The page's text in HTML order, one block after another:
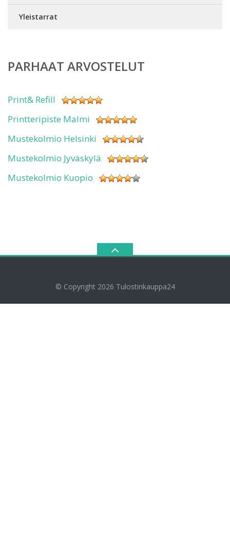
Yleistarrat
PARHAAT ARVOSTELUT
Print& Refill
Printteripiste Malmi
Mustekolmio Helsinki
Mustekolmio Jyväskylä
Mustekolmio Kuopio
© Copyright 2026 Tulostinkauppa24